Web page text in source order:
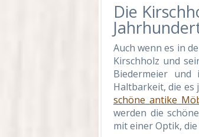
Die
Auch wenn es in
Kirschholz und
Biedermeier und
Haltbarkeit, die es
schöne antike
werden die
mit einer Optik,